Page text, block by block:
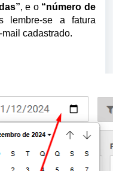
, e o“número de
lembre-se a fatura
cadastrado.